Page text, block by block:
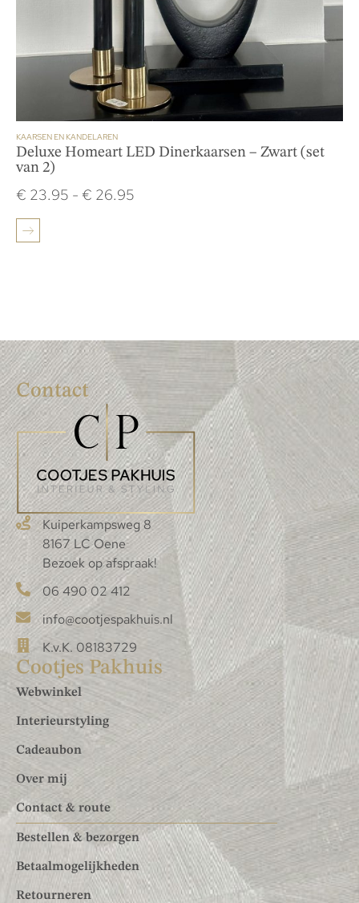
KAARSEN EN KANDELAREN
Deluxe Homeart LED Dinerkaarsen – Zwart (set
van 2)
€ 23.95 - € 26.95
Contact
Kuiperkampsweg 8
8167 LC Oene
Bezoek op afspraak!
06 490 02 412
info@cootjespakhuis.nl
K.v.K. 08183729
Cootjes Pakhuis
Webwinkel
Interieurstyling
Cadeaubon
Over mij
Contact & route
Bestellen & bezorgen
Betaalmogelijkheden
Retourneren